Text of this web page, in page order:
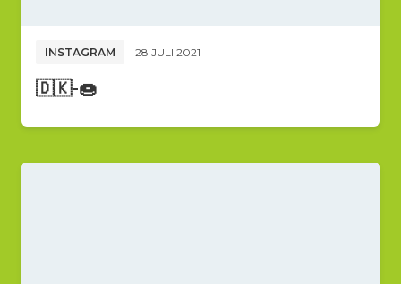
INSTAGRAM 28 JULI 2021
🇩🇰-🍩